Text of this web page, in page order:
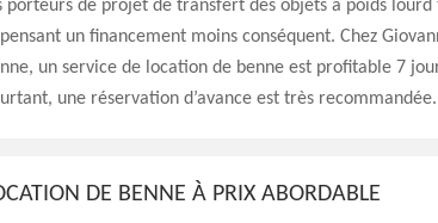
porteurs de projet de transfert des objets à poids lourd
un financement moins conséquent. Chez
un service de location de benne est profitable 7
une réservation d’avance est très recommandée.
DE BENNE À PRIX ABORDABLE